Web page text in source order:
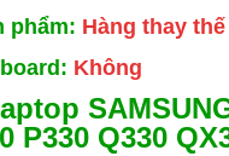
phẩm: Hàng thay thế
Không
P330 Q330